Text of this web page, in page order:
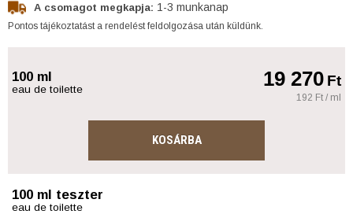
A csomagot megkapja: 1-3 munkanap
Pontos tájékoztatást a rendelést feldolgozása után küldünk.
100 ml
eau de toilette 19 270Ft
192 Ft / ml
KOSÁRBA
100 ml teszter
eau de toilette